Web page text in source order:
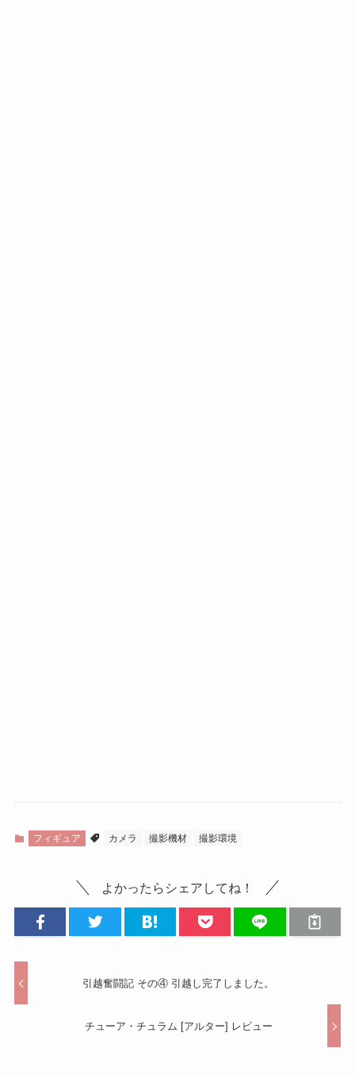
フィギュア カメラ 撮影機材 撮影環境
よかったらシェアしてね！
引越奮闘記 その④ 引越し完了しました。
チューア・チュラム [アルター] レビュー